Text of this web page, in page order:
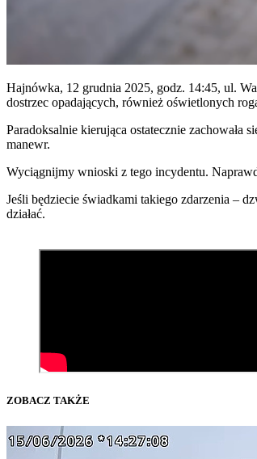
Hajnówka, 12 grudnia 2025, godz. 14:45, ul.
dostrzec opadających, również oświetlonych
Paradoksalnie kierująca ostatecznie zachowała
manewr.
Wyciągnijmy wnioski z tego incydentu.
Jeśli będziecie świadkami takiego zdarzenia –
działać.
ZOBACZ TAKŻE